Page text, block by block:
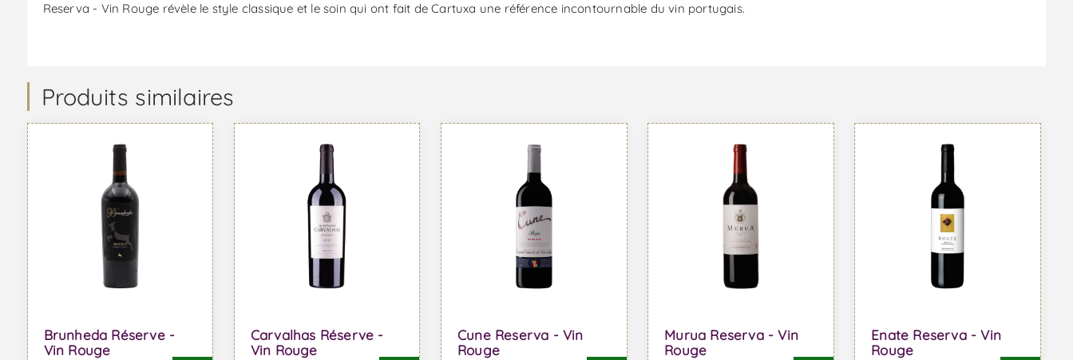
Reserva - Vin Rouge révèle le style classique et le soin qui ont fait de Cartuxa une référence incontournable du vin portugais.
Produits similaires
Brunheda Réserve -
Vin Rouge
Carvalhas Réserve -
Vin Rouge
Cune Reserva - Vin
Rouge
Murua Reserva - Vin
Rouge
Enate Reserva - Vin
Rouge